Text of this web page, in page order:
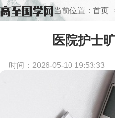
当前位置： 首页
医院护士
时间：2026-05-10 19:53:33